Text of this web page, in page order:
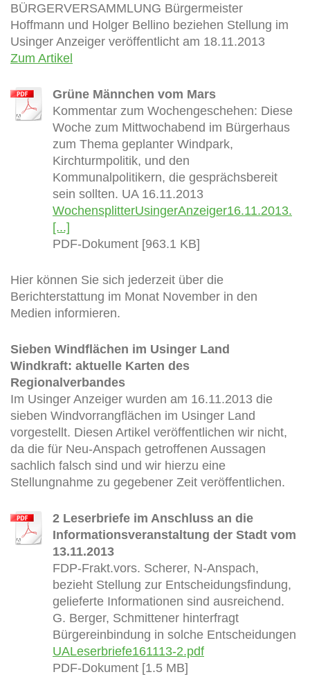
BÜRGERVERSAMMLUNG Bürgermeister
Hoffmann und Holger Bellino beziehen Stellung im
Usinger Anzeiger veröffentlicht am 18.11.2013
Zum Artikel
Grüne Männchen vom Mars
Kommentar zum Wochengeschehen: Diese
Woche zum Mittwochabend im Bürgerhaus
zum Thema geplanter Windpark,
Kirchturmpolitik, und den
Kommunalpolitikern, die gesprächsbereit
sein sollten. UA 16.11.2013
WochensplitterUsingerAnzeiger16.11.2013.
[...]
PDF-Dokument [963.1 KB]
Hier können Sie sich jederzeit über die
Berichterstattung im Monat November in den
Medien informieren.
Sieben Windflächen im Usinger Land
Windkraft: aktuelle Karten des
Regionalverbandes
Im Usinger Anzeiger wurden am 16.11.2013 die
sieben Windvorrangflächen im Usinger Land
vorgestellt. Diesen Artikel veröffentlichen wir nicht,
da die für Neu-Anspach getroffenen Aussagen
sachlich falsch sind und wir hierzu eine
Stellungnahme zu gegebener Zeit veröffentlichen.
2 Leserbriefe im Anschluss an die
Informationsveranstaltung der Stadt vom
13.11.2013
FDP-Frakt.vors. Scherer, N-Anspach,
bezieht Stellung zur Entscheidungsfindung,
gelieferte Informationen sind ausreichend.
G. Berger, Schmittener hinterfragt
Bürgereinbindung in solche Entscheidungen
UALeserbriefe161113-2.pdf
PDF-Dokument [1.5 MB]